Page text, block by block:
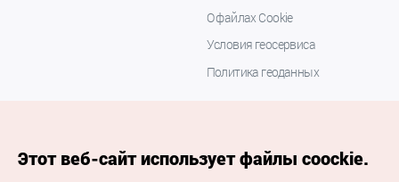
О файлах Cookie
Условия геосервиса
Политика геоданных
Этот веб-сайт использует файлы coockie.